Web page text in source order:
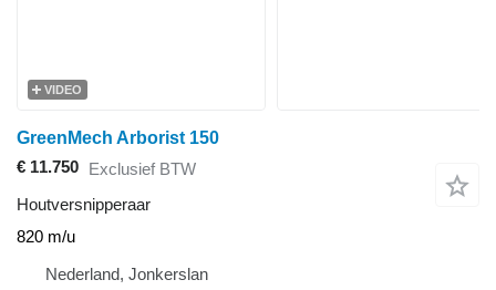
VIDEO
GreenMech Arborist 150
€ 11.750 Exclusief BTW
Houtversnipperaar
820 m/u
Nederland, Jonkerslan